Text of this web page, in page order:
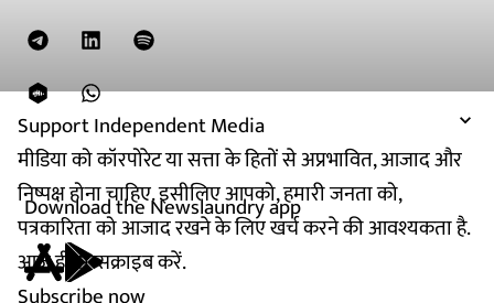
Support Independent Media
मीडिया को कॉरपोरेट या सत्ता के हितों से अप्रभावित, आजाद और
निष्पक्ष होना चाहिए. इसीलिए आपको, हमारी जनता को,
पत्रकारिता को आजाद रखने के लिए खर्च करने की आवश्यकता है.
आज ही सब्सक्राइब करें.
Download the Newslaundry app